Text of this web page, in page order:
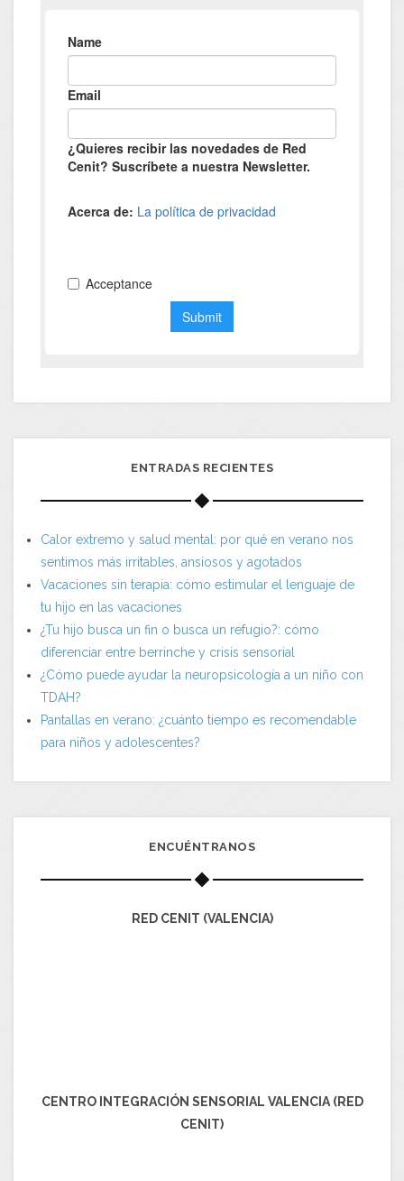
ENTRADAS RECIENTES
Calor extremo y salud mental: por qué en verano nos
sentimos más irritables, ansiosos y agotados
Vacaciones sin terapia: cómo estimular el lenguaje de
tu hijo en las vacaciones
¿Tu hijo busca un fin o busca un refugio?: cómo
diferenciar entre berrinche y crisis sensorial
¿Cómo puede ayudar la neuropsicología a un niño con
TDAH?
Pantallas en verano: ¿cuánto tiempo es recomendable
para niños y adolescentes?
ENCUÉNTRANOS
RED CENIT (VALENCIA)
CENTRO INTEGRACIÓN SENSORIAL VALENCIA (RED
CENIT)